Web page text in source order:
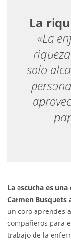
La
«La
solo
La escucha es
Carmen Busquets
un coro aprendes
compañeros para
trabajo de la